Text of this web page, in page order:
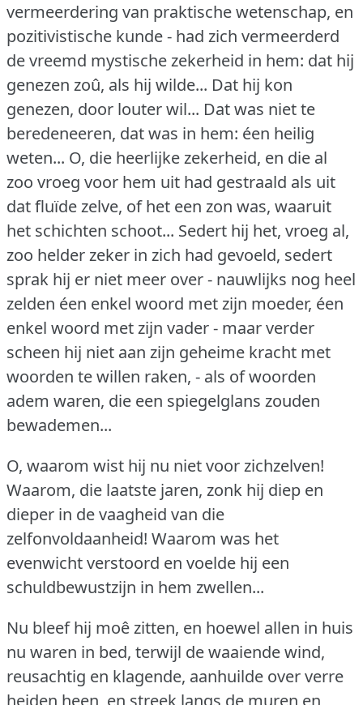
vermeerdering van praktische wetenschap, en
pozitivistische kunde - had zich vermeerderd
de vreemd mystische zekerheid in hem: dat hij
genezen zoû, als hij wilde... Dat hij kon
genezen, door louter wil... Dat was niet te
beredeneeren, dat was in hem: éen heilig
weten... O, die heerlijke zekerheid, en die al
zoo vroeg voor hem uit had gestraald als uit
dat fluïde zelve, of het een zon was, waaruit
het schichten schoot... Sedert hij het, vroeg al,
zoo helder zeker in zich had gevoeld, sedert
sprak hij er niet meer over - nauwlijks nog heel
zelden éen enkel woord met zijn moeder, éen
enkel woord met zijn vader - maar verder
scheen hij niet aan zijn geheime kracht met
woorden te willen raken, - als of woorden
adem waren, die een spiegelglans zouden
bewademen...
O, waarom wist hij nu niet voor zichzelven!
Waarom, die laatste jaren, zonk hij diep en
dieper in de vaagheid van die
zelfonvoldaanheid! Waarom was het
evenwicht verstoord en voelde hij een
schuldbewustzijn in hem zwellen...
Nu bleef hij moê zitten, en hoewel allen in huis
nu waren in bed, terwijl de waaiende wind,
reusachtig en klagende, aanhuilde over verre
heiden heen, en streek langs de muren en